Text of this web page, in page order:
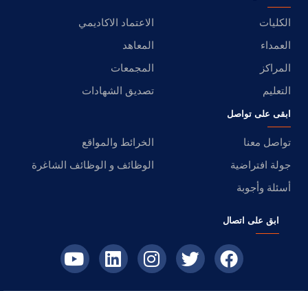
الكليات
الاعتماد الاكاديمي
العمداء
المعاهد
المراكز
المجمعات
التعليم
تصديق الشهادات
ابقى على تواصل
تواصل معنا
الخرائط والمواقع
جولة افتراضية
الوظائف و الوظائف الشاغرة
أسئلة وأجوبة
ابق على اتصال